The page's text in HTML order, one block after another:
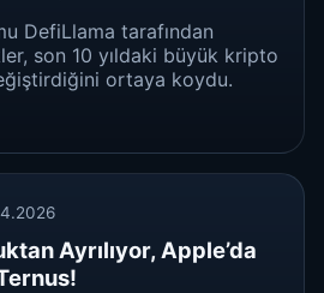
DefiLlama tarafından
son 10 yıldaki büyük kripto
ortaya koydu.
Ayrılıyor, Apple’da